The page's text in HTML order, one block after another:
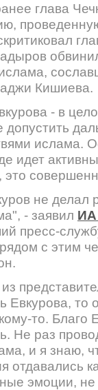
глава
Кишиева.
- в
допустить
ислама.
идет
это
не делал
- заявил ИА
пресс-
с этим
Евкурова, то
то. Благо
Не раз
и я знаю,
отдавались
эмоции,